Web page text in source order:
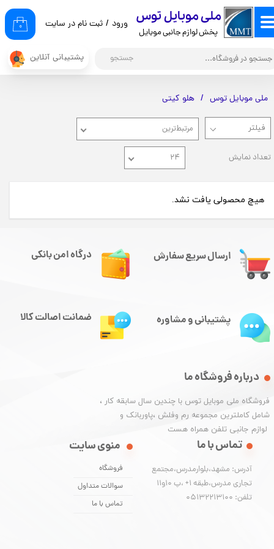
​ملی موبایل توس
پخش لوازم جانبی موبایل
پشتیبانی آنلاین
جستجو
۰ ورود / ثبت نام در سایت
حساب کاربری من
تغییر گذر واژه
ملی موبایل توس هلو کیتی
مرتبط‌ترین
تعداد نمایش ۲۴
هیچ محصولی یافت نشد.
ارسال سریع سفارش
درباره فروشگاه ما
​فروشگاه ملی موبایل توس با چندین سال سابقه کار ،
شامل کاملترین مجموعه رم وفلش ،پاوربانک و
​​​​​​​ لوازم جانبی تلفن همراه هست
منوی سایت
فروشگاه
سوالات متداول
تماس با ما
تماس با ما
آدرس: مشهد،بلوارمدرس،مجتمع
تجاری مدرس،طبقه 1+ ،پ 10و11
تلفن: 05132213100
درگاه امن بانکی
پشتیبانی و مشاوره ضمانت اصالت کالا